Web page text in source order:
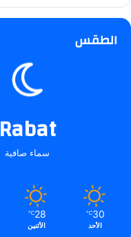
الطقس
Rabat
سماء صافية
30
℃
الأحد
28
℃
الأثنين